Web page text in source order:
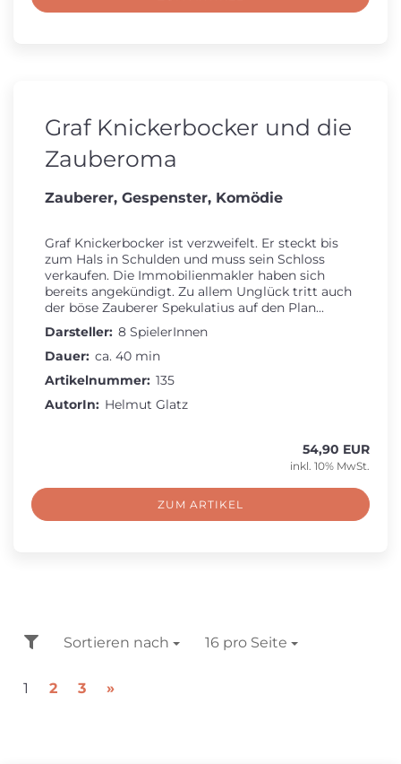
Graf Knickerbocker und die
Zauberoma
Zauberer, Gespenster, Komödie
Graf Knickerbocker ist verzweifelt. Er steckt bis
zum Hals in Schulden und muss sein Schloss
verkaufen. Die Immobilienmakler haben sich
bereits angekündigt. Zu allem Unglück tritt auch
der böse Zauberer Spekulatius auf den Plan...
Darsteller: 8 SpielerInnen
Dauer: ca. 40 min
Artikelnummer: 135
AutorIn: Helmut Glatz
54,90 EUR
inkl. 10% MwSt.
ZUM ARTIKEL
FILTERSortieren nach
Sortieren nach 16 pro Seite
pro Seite
1 2 3 »